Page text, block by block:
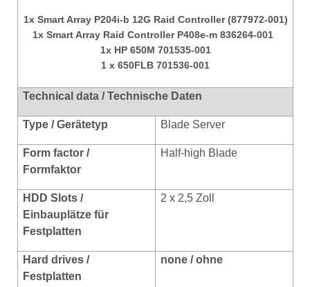
1x Smart Array P204i-b 12G Raid Controller (877972-001)
1x Smart Array Raid Controller P408e-m 836264-001
1x HP 650M 701535-001
1 x 650FLB 701536-001
Technical data / Technische Daten
Type / Gerätetyp Blade Server
Form factor /
Formfaktor
Half-high Blade
HDD Slots /
Einbauplätze für
Festplatten
2 x 2,5 Zoll
Hard drives /
Festplatten
none / ohne